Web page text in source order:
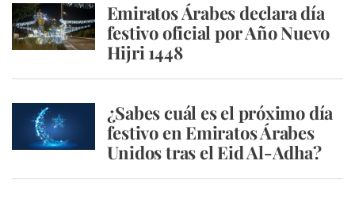
Emiratos Árabes declara día
festivo oficial por Año Nuevo
Hijri 1448
¿Sabes cuál es el próximo día
festivo en Emiratos Árabes
Unidos tras el Eid Al-Adha?